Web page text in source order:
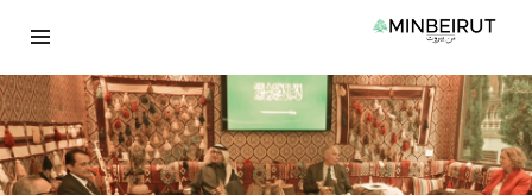
انتقل
المحتوى